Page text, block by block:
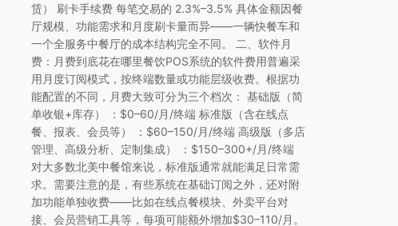
赁） 刷卡手续费 每笔交易的 2.3%–3.5% 具体金额因餐
厅规模、功能需求和月度刷卡量而异——一辆快餐车和
一个全服务中餐厅的成本结构完全不同。 二、软件月
费：月费到底花在哪里餐饮POS系统的软件费用普遍采
用月度订阅模式，按终端数量或功能层级收费。根据功
能配置的不同，月费大致可分为三个档次： 基础版（简
单收银+库存） ：$0–60/月/终端 标准版（含在线点
餐、报表、会员等） ：$60–150/月/终端 高级版（多店
管理、高级分析、定制集成） ：$150–300+/月/终端
对大多数北美中餐馆来说，标准版通常就能满足日常需
求。需要注意的是，有些系统在基础订阅之外，还对附
加功能单独收费——比如在线点餐模块、外卖平台对
接、会员营销工具等，每项可能额外增加$30–110/月。